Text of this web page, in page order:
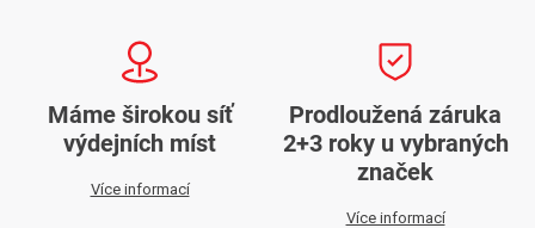
Máme širokou síť
výdejních míst
Více informací
Prodloužená záruka
2+3 roky u vybraných
značek
Více informací